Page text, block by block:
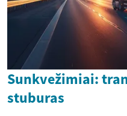
Sunkvežimiai:
stuburas